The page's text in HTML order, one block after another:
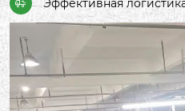
 Эффективная